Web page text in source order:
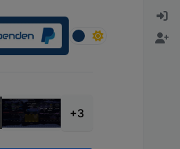
+3